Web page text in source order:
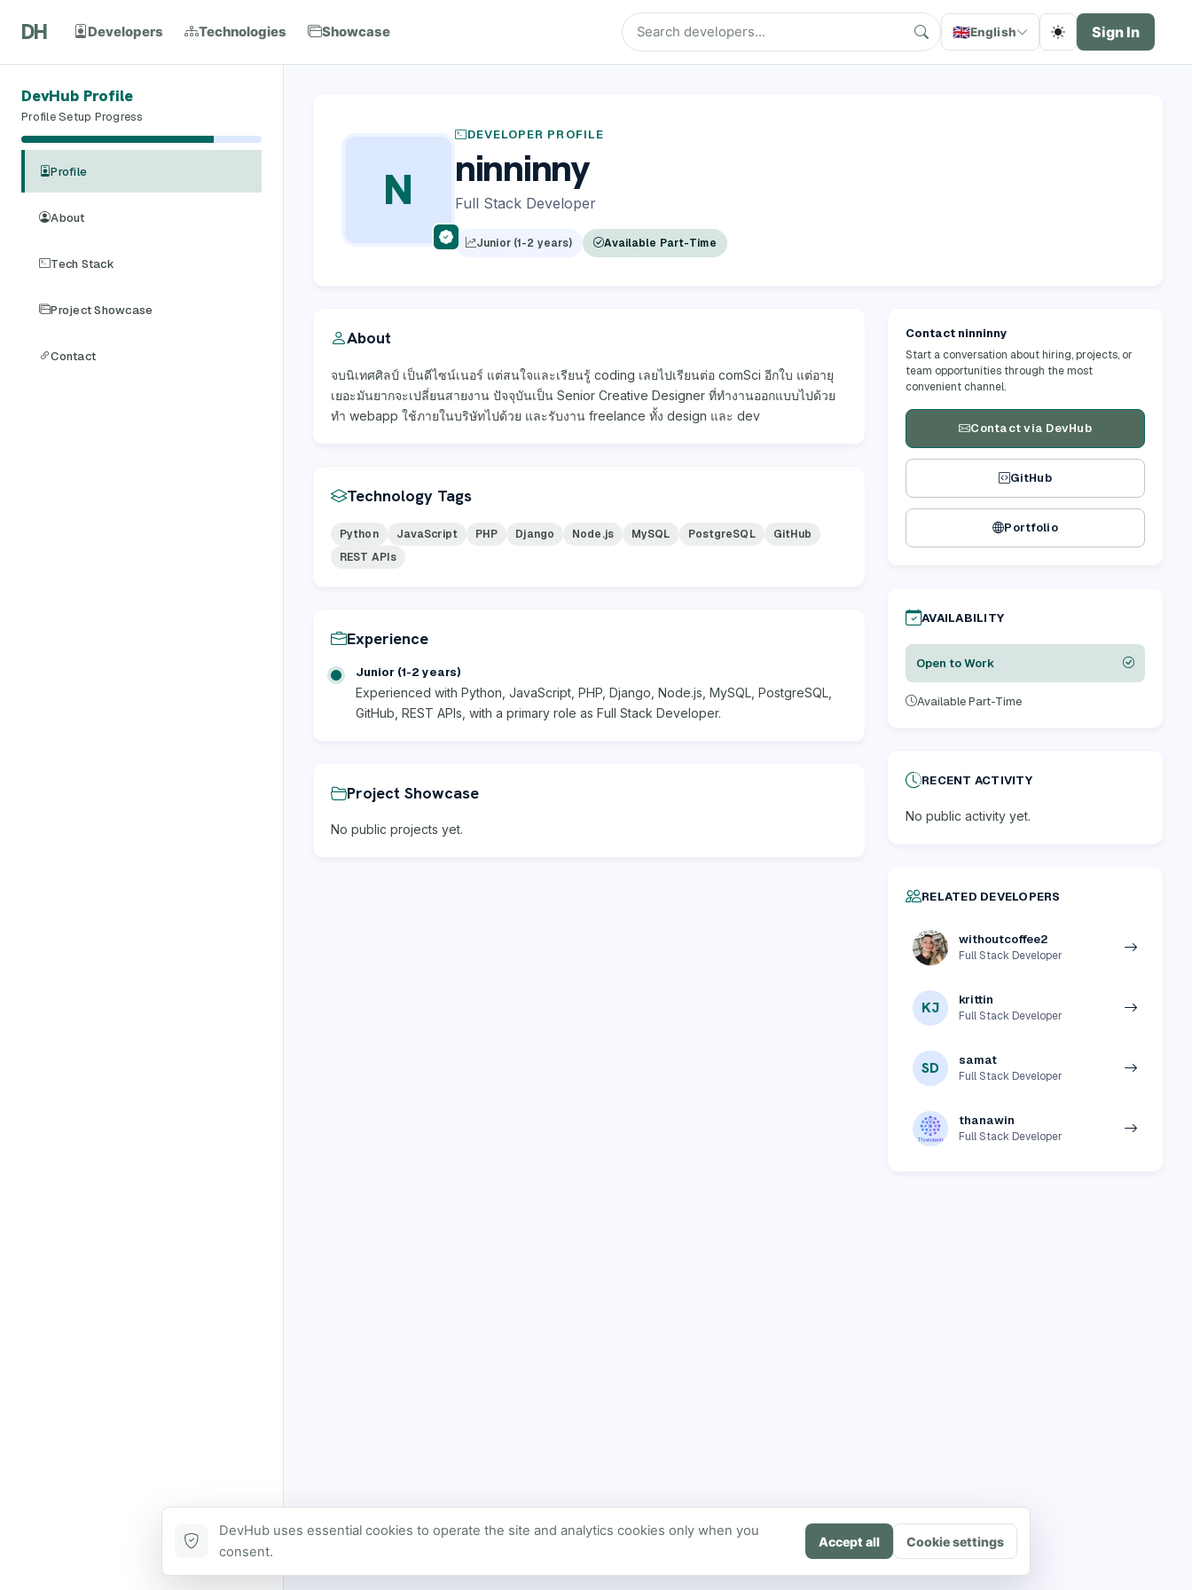
DH Developers Technologies Showcase 🇬🇧English Sign In
DevHub Profile
Profile Setup Progress
Profile
About
Tech Stack
Project Showcase
Contact
N
DEVELOPER PROFILE
ninninny
Full Stack Developer
Junior (1-2 years) Available Part-Time
About
จบนิเทศศิลป์ เป็นดีไซน์เนอร์ แต่สนใจและเรียนรู้ coding เลยไปเรียนต่อ comSci อีกใบ แต่อายุ
เยอะมันยากจะเปลี่ยนสายงาน ปัจจุบันเป็น Senior Creative Designer ที่ทำงานออกแบบไปด้วย
ทำ webapp ใช้ภายในบริษัทไปด้วย และรับงาน freelance ทั้ง design และ dev
Technology Tags
Python JavaScript PHP Django Node.js MySQL PostgreSQL
GitHub
REST APIs
Experience
Junior (1-2 years)
Experienced with Python, JavaScript, PHP, Django, Node.js, MySQL, PostgreSQL,
GitHub, REST APIs, with a primary role as Full Stack Developer.
Project Showcase
No public projects yet.
Contact ninninny
Start a conversation about hiring, projects, or
team opportunities through the most
convenient channel.
Contact via DevHub
GitHub
Portfolio
AVAILABILITY
Open to Work
Available Part-Time
RECENT ACTIVITY
No public activity yet.
RELATED DEVELOPERS
withoutcoffee2
Full Stack Developer
KJ krittin
Full Stack Developer
SD samat
Full Stack Developer
thanawin
Full Stack Developer
DevHub uses essential cookies to operate the site and analytics cookies only when you
consent.
Accept all Cookie settings